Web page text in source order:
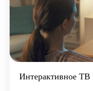
Интерактивное ТВ